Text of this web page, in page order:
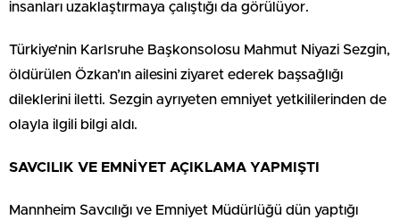
insanları uzaklaştırmaya çalıştığı da görülüyor.
Türkiye’nin Karlsruhe Başkonsolosu Mahmut Niyazi Sezgin,
öldürülen Özkan’ın ailesini ziyaret ederek başsağlığı
dileklerini iletti. Sezgin ayrıyeten emniyet yetkililerinden de
olayla ilgili bilgi aldı.
SAVCILIK VE EMNİYET AÇIKLAMA YAPMIŞTI
Mannheim Savcılığı ve Emniyet Müdürlüğü dün yaptığı